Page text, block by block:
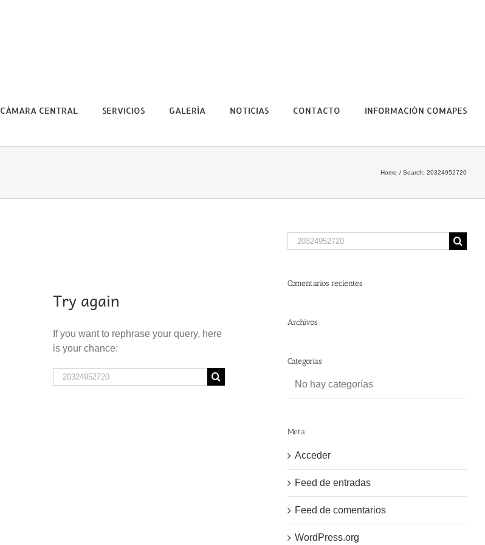
CÁMARA CENTRAL SERVICIOS GALERÍA NOTICIAS CONTACTO INFORMACIÓN COMAPES
Home Search: 20324952720
Try again
If you want to rephrase your query, here
is your chance:
Search
for:
Search
for:
Comentarios recientes
Archivos
Categorías
No hay categorías
Meta
Acceder
Feed de entradas
Feed de comentarios
WordPress.org